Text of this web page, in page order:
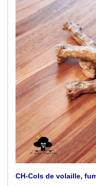
CH-Cols de volaille,